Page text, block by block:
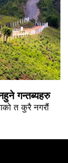
गन्तब्यहरु
त कुरै नगरौं